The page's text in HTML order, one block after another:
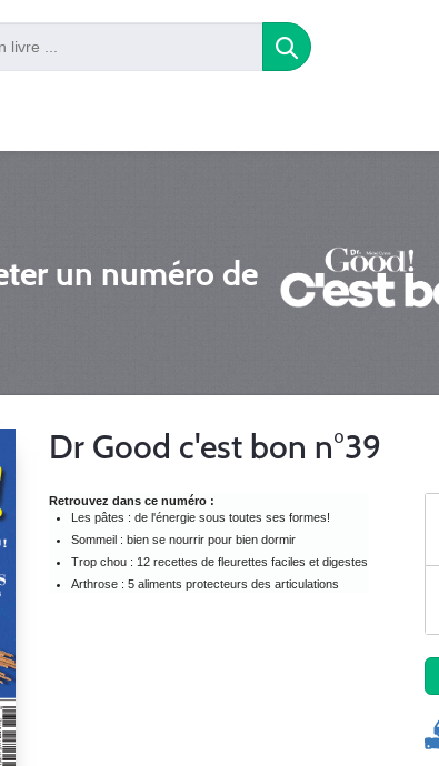
un numéro de
Dr Good c'est bon n°39
Retrouvez dans ce numéro :
Les pâtes : de l'énergie sous toutes ses formes!
Sommeil : bien se nourrir pour bien dormir
Trop chou : 12 recettes de fleurettes faciles et digestes
Arthrose : 5 aliments protecteurs des articulations